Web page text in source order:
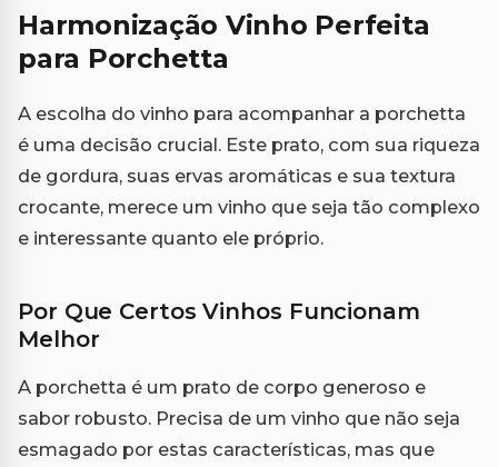
Harmonização Vinho Perfeita
para Porchetta
A escolha do vinho para acompanhar a porchetta
é uma decisão crucial. Este prato, com sua riqueza
de gordura, suas ervas aromáticas e sua textura
crocante, merece um vinho que seja tão complexo
e interessante quanto ele próprio.
Por Que Certos Vinhos Funcionam
Melhor
A porchetta é um prato de corpo generoso e
sabor robusto. Precisa de um vinho que não seja
esmagado por estas características, mas que